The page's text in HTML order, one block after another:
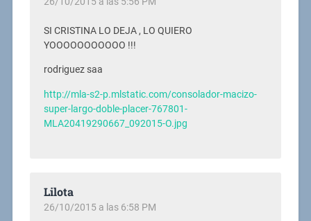
SI CRISTINA LO DEJA , LO QUIERO
YOOOOOOOOOOO !!!
rodriguez saa
http://mla-s2-p.mlstatic.com/consolador-macizo-
super-largo-doble-placer-767801-
MLA20419290667_092015-O.jpg
Lilota
26/10/2015 a las 6:58 PM